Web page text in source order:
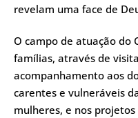
revelam uma face de
O campo de atuação do
famílias, através de
acompanhamento aos
carentes e vulneráveis
mulheres, e nos